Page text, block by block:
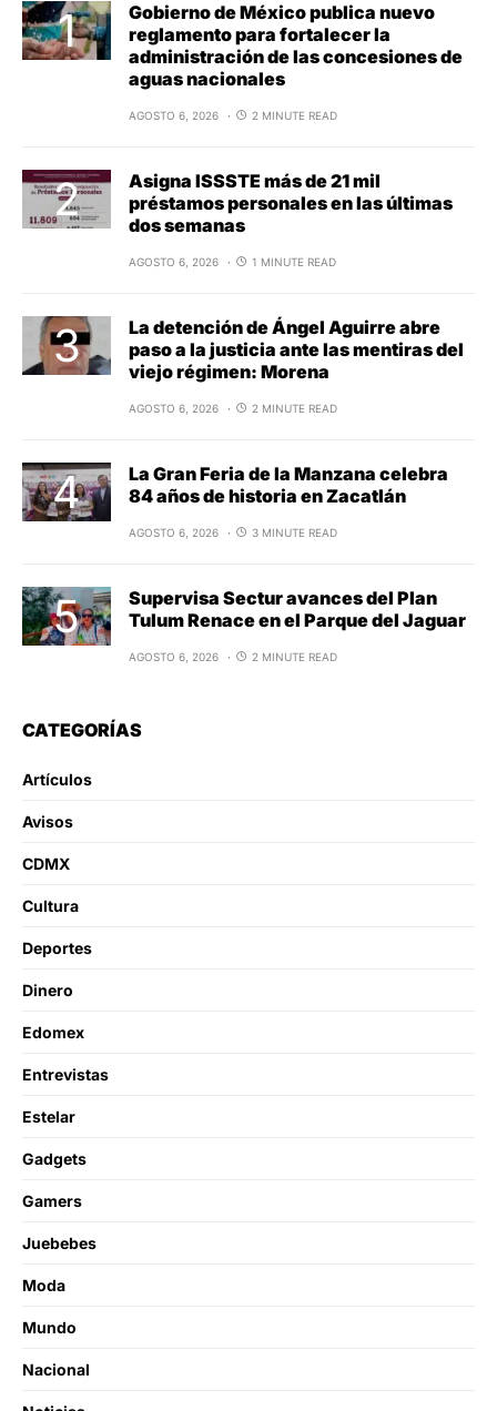
Gobierno de México publica nuevo
reglamento para fortalecer la
administración de las concesiones de
aguas nacionales
AGOSTO 6, 2026 2 MINUTE READ
Asigna ISSSTE más de 21 mil
préstamos personales en las últimas
dos semanas
AGOSTO 6, 2026 1 MINUTE READ
La detención de Ángel Aguirre abre
paso a la justicia ante las mentiras del
viejo régimen: Morena
AGOSTO 6, 2026 2 MINUTE READ
La Gran Feria de la Manzana celebra
84 años de historia en Zacatlán
AGOSTO 6, 2026 3 MINUTE READ
Supervisa Sectur avances del Plan
Tulum Renace en el Parque del Jaguar
AGOSTO 6, 2026 2 MINUTE READ
CATEGORÍAS
Artículos
Avisos
CDMX
Cultura
Deportes
Dinero
Edomex
Entrevistas
Estelar
Gadgets
Gamers
Juebebes
Moda
Mundo
Nacional